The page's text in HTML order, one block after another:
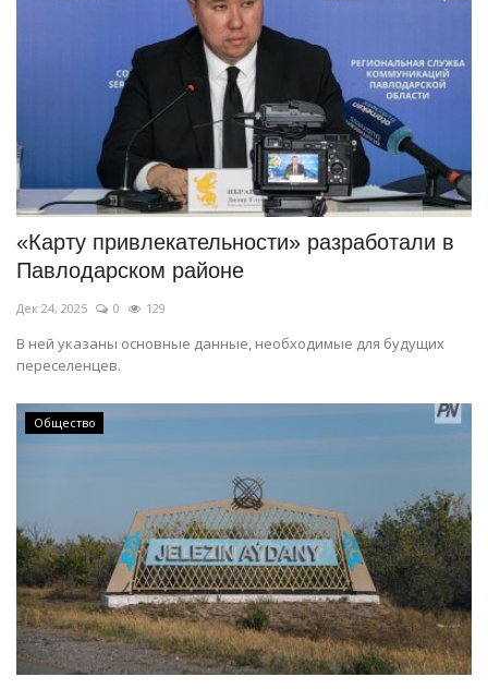
«Карту привлекательности» разработали в
Павлодарском районе
Дек 24, 2025 0 129
В ней указаны основные данные, необходимые для будущих
переселенцев.
Общество